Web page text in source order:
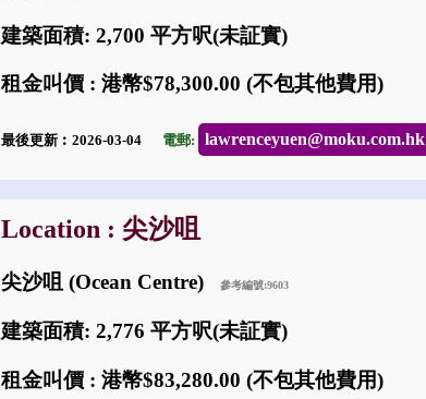
建築面積: 2,700 平方呎(未証實)
租金叫價 : 港幣$78,300.00 (不包其他費用)
最後更新︰2026-03-04 電郵: lawrenceyuen@moku.com.hk
Location : 尖沙咀
尖沙咀 (Ocean Centre) 參考編號:9603
建築面積: 2,776 平方呎(未証實)
租金叫價 : 港幣$83,280.00 (不包其他費用)